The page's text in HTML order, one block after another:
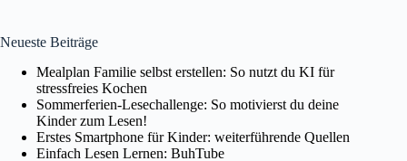
Neueste Beiträge
Mealplan Familie selbst erstellen: So nutzt du KI für
stressfreies Kochen
Sommerferien-Lesechallenge: So motivierst du deine
Kinder zum Lesen!
Erstes Smartphone für Kinder: weiterführende Quellen
Einfach Lesen Lernen: BuhTube